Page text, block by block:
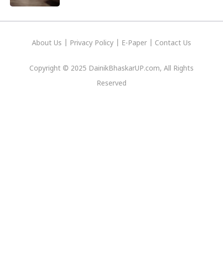
About Us Privacy Policy E-Paper Contact Us
Copyright © 2025 DainikBhaskarUP.com, All Rights
Reserved